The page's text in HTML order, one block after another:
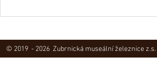
© 2019 - 2026 Zubrnická museální železnice z.s.